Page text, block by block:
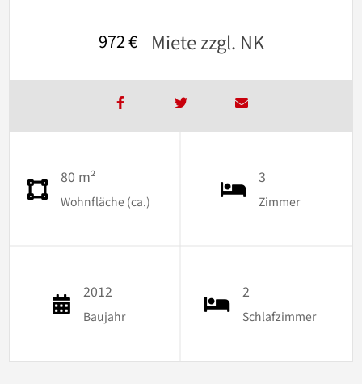
972 € Miete zzgl. NK
80 m²
Wohnfläche (ca.)
3
Zimmer
2012
Baujahr
2
Schlafzimmer